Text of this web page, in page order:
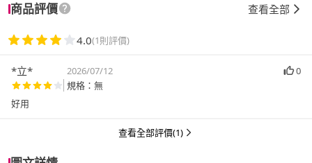
商品評價 查看全部
4.0(1則評價)
*立* 2026/07/12
0
規格：無
好用
查看全部評價(1)